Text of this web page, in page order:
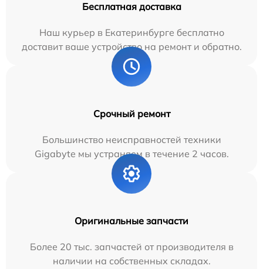
Бесплатная доставка
Наш курьер в Екатеринбурге бесплатно
доставит ваше устройство на ремонт и обратно.
Срочный ремонт
Большинство неисправностей техники
Gigabyte мы устраняем в течение 2 часов.
Оригинальные запчасти
Более 20 тыс. запчастей от производителя в
наличии на собственных складах.